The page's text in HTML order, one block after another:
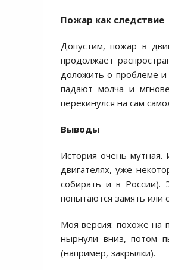
Пожар как следствие
Допустим, пожар в
продолжает
доложить о проблеме и
падают молча и
перекинулся на сам
Выводы
История очень мутная.
двигателях, уже
собирать и в России).
попытаются замять или
Моя версия: похоже на
нырнули вниз, потом
(например, закрылки).